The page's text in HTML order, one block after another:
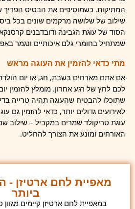
המתיקות. כשמוסיפים את הבסיס הפריך
שילוב של שלושה מרקמים שונים בכל
הסוד של עוגת הגבינה ודובדבנים
שמתחיל בחומרי גלם איכותיים ונגמר
מתי כדאי להזמין את העוגה מראש
אם אתם מארחים בשבת, חג, או יום
לכם לחץ של רגע אחרון. מומלץ להזמין
שתוכלו להבטיח שהעוגה תהיה טרייה
לאירועים גדולים יותר, כדאי להזמין גם
עוגת טריקולד שמרים במקביל – שילוב
האורחים ומונע את הצורך להחליט.
מאפיית לחם ארטיזן
ביותר
במאפיית לחם ארטיזן קיימים